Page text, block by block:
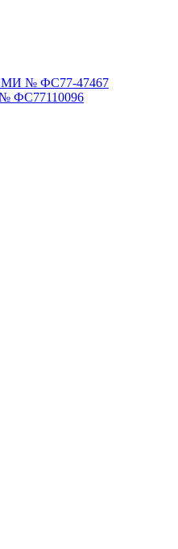
СМИ № ФС77-47467
ФС77110096